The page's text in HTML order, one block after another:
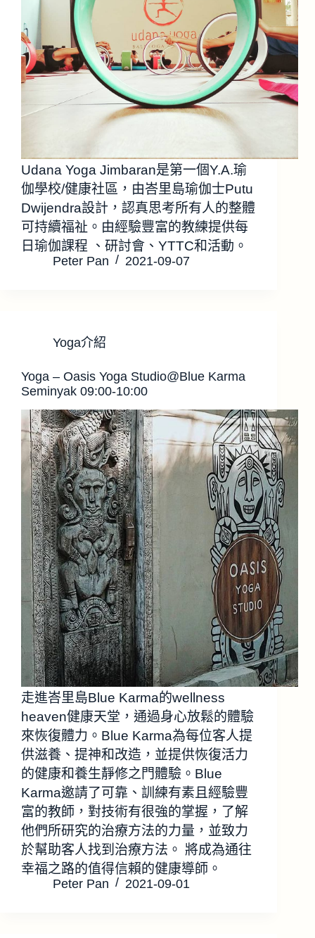
Udana Yoga Jimbaran是第一個Y.A.瑜
伽學校/健康社區，由峇里島瑜伽士Putu
Dwijendra設計，認真思考所有人的整體
可持續福祉。由經驗豐富的教練提供每
日瑜伽課程 、研討會、YTTC和活動。
Peter Pan 2021-09-07
Yoga介紹
Yoga – Oasis Yoga Studio@Blue Karma
Seminyak 09:00-10:00
走進峇里島Blue Karma的wellness
heaven健康天堂，通過身心放鬆的體驗
來恢復體力。Blue Karma為每位客人提
供滋養、提神和改造，並提供恢復活力
的健康和養生靜修之門體驗。Blue
Karma邀請了可靠、訓練有素且經驗豐
富的教師，對技術有很強的掌握，了解
他們所研究的治療方法的力量，並致力
於幫助客人找到治療方法。 將成為通往
幸福之路的值得信賴的健康導師。
Peter Pan 2021-09-01